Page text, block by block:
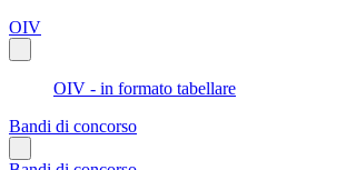
OIV
OIV - in formato tabellare
Bandi di concorso